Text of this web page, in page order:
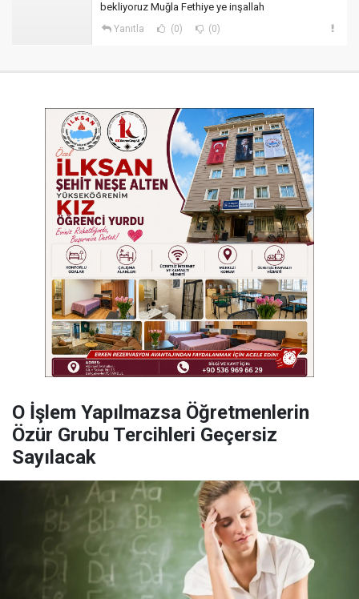
bekliyoruz Muğla Fethiye ye inşallah
Yanıtla (0) (0)
O İşlem Yapılmazsa Öğretmenlerin
Özür Grubu Tercihleri Geçersiz
Sayılacak